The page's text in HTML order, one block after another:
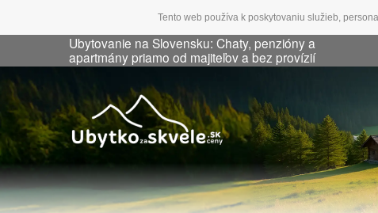
Tento web používa k poskytovaniu služieb,
Ubytovanie na Slovensku: Chaty, penzióny a
apartmány priamo od majiteľov a bez provízií